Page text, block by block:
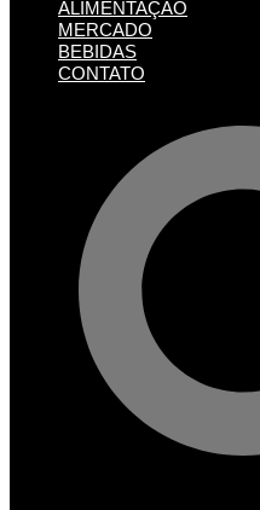
ALIMENTAÇÃO
MERCADO
BEBIDAS
CONTATO